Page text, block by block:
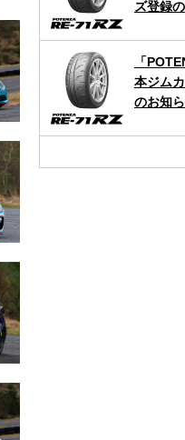
ズ登録
「
本ジム
のお知